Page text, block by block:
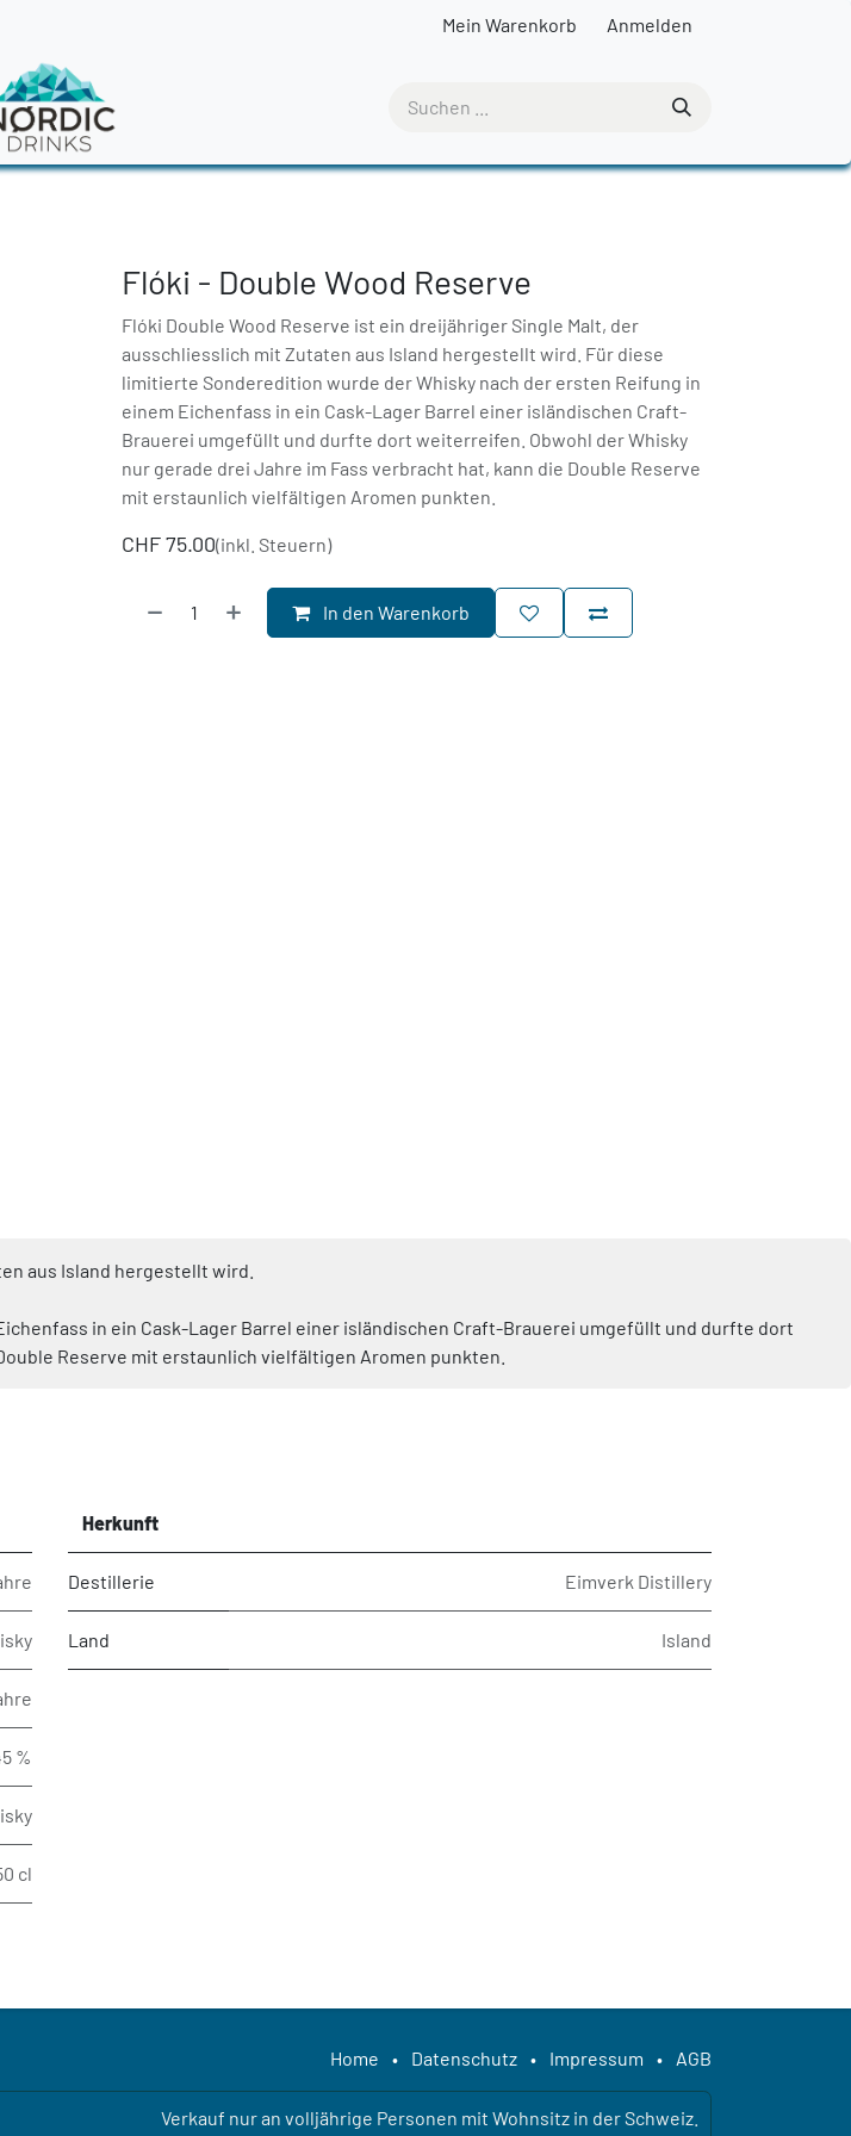
Mein Warenkorb Anmelden
Flóki - Double Wood Reserve
Flóki Double Wood Reserve ist ein dreijähriger Single Malt, der
ausschliesslich mit Zutaten aus Island hergestellt wird. Für diese
limitierte Sonderedition wurde der Whisky nach der ersten Reifung in
einem Eichenfass in ein Cask-Lager Barrel einer isländischen Craft-
Brauerei umgefüllt und durfte dort weiterreifen. Obwohl der Whisky
nur gerade drei Jahre im Fass verbracht hat, kann die Double Reserve
mit erstaunlich vielfältigen Aromen punkten.
CHF75.00(inkl. Steuern)
In den Warenkorb
aus Island hergestellt wird.
in ein Cask-Lager Barrel einer isländischen Craft-Brauerei umgefüllt und durfte dort
Reserve mit erstaunlich vielfältigen Aromen punkten.
%
cl
Herkunft
Destillerie Eimverk Distillery
Land Island
Home • Datenschutz • Impressum • AGB
Verkauf nur an volljährige Personen mit Wohnsitz in der Schweiz.